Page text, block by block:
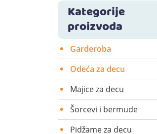
Kategorije
proizvoda
Garderoba
Odeća za decu
Majice za decu
Šorcevi i bermude
Pidžame za decu